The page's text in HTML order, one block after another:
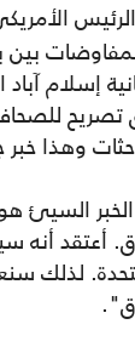
الرئيس
بين
إسلام
وهذا خبر
السيئ
أعتقد أنه
لذلك